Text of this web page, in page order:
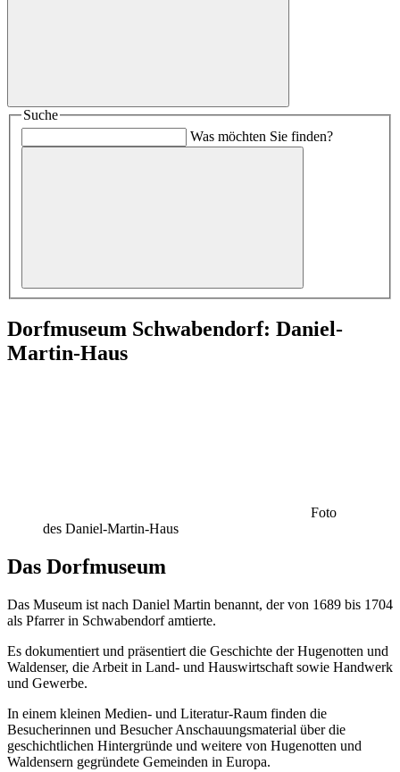
Suche
Was möchten Sie finden?
Dorfmuseum Schwabendorf: Daniel-
Martin-Haus
Foto
des Daniel-Martin-Haus
Das Dorfmuseum
Das Museum ist nach Daniel Martin benannt, der von 1689 bis 1704
als Pfarrer in Schwabendorf amtierte.
Es dokumentiert und präsentiert die Geschichte der Hugenotten und
Waldenser, die Arbeit in Land- und Hauswirtschaft sowie Handwerk
und Gewerbe.
In einem kleinen Medien- und Literatur-Raum finden die
Besucherinnen und Besucher Anschauungsmaterial über die
geschichtlichen Hintergründe und weitere von Hugenotten und
Waldensern gegründete Gemeinden in Europa.